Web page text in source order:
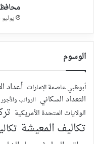
يوليو 18, 2025
الوسوم
أبوظبي عاصمة الإمارات أعداد
التعداد السكاني الرواتب والأجور
الولايات المتحدة الأمريكية
تكاليف المعيشة